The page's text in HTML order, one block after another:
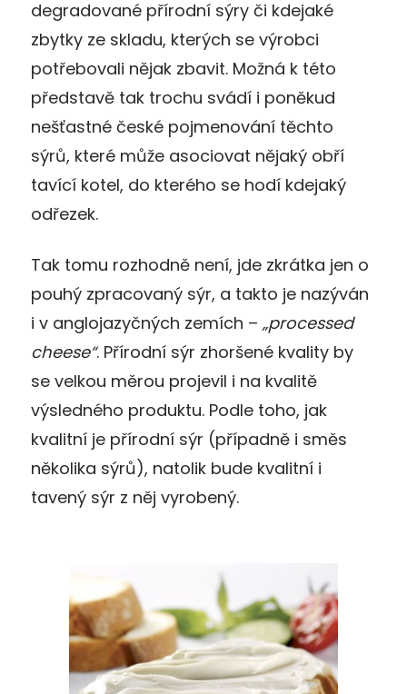
degradované přírodní sýry či kdejaké
zbytky ze skladu, kterých se výrobci
potřebovali nějak zbavit. Možná k této
představě tak trochu svádí i poněkud
nešťastné české pojmenování těchto
sýrů, které může asociovat nějaký obří
tavící kotel, do kterého se hodí kdejaký
odřezek.
Tak tomu rozhodně není, jde zkrátka jen o
pouhý zpracovaný sýr, a takto je nazýván
i v anglojazyčných zemích – „processed
cheese“. Přírodní sýr zhoršené kvality by
se velkou měrou projevil i na kvalitě
výsledného produktu. Podle toho, jak
kvalitní je přírodní sýr (případně i směs
několika sýrů), natolik bude kvalitní i
tavený sýr z něj vyrobený.